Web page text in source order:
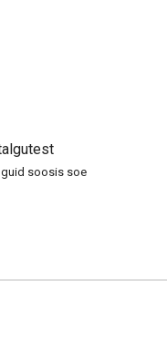
soosis soe